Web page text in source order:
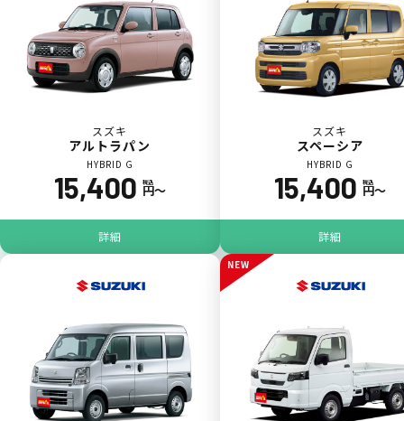
5
ジョイカル たすカッター3
スズキ
アルトラパン
HYBRID G
15,400 税込
円〜
詳細
スズキ
スペーシア
HYBRID G
15,400 税込
円〜
詳細
NEW